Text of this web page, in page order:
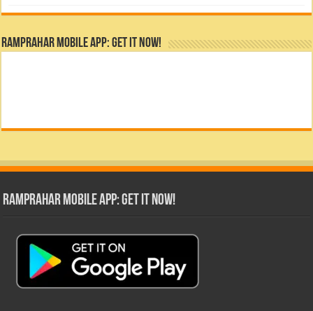
RamPrahar Mobile App: Get it Now!
RamPrahar Mobile App: Get it Now!